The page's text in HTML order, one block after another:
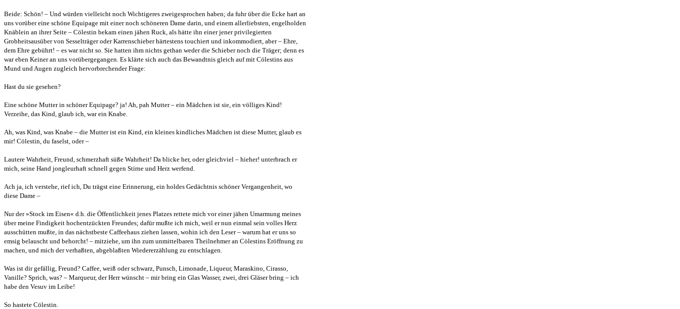
Beide: Schön! – Und würden vielleicht noch Wichtigeres zweigesprochen haben; da fuhr über die Ecke hart an
uns vorüber eine schöne Equipage mit einer noch schöneren Dame darin, und einem allerliebsten, engelholden
Knäblein an ihrer Seite – Cölestin bekam einen jähen Ruck, als hätte ihn einer jener privilegierten
Grobheitsausüber von Sesselträger oder Karrenschieber härtestens touchiert und inkommodiert, aber – Ehre,
dem Ehre gebührt! – es war nicht so. Sie hatten ihm nichts gethan weder die Schieber noch die Träger; denn es
war eben Keiner an uns vorübergegangen. Es klärte sich auch das Bewandtnis gleich auf mit Cölestins aus
Mund und Augen zugleich hervorbrechender Frage:
Hast du sie gesehen?
Eine schöne Mutter in schöner Equipage? ja! Ah, pah Mutter – ein Mädchen ist sie, ein völliges Kind!
Verzeihe, das Kind, glaub ich, war ein Knabe.
Ah, was Kind, was Knabe – die Mutter ist ein Kind, ein kleines kindliches Mädchen ist diese Mutter, glaub es
mir! Cölestin, du faselst, oder –
Lautere Wahrheit, Freund, schmerzhaft süße Wahrheit! Da blicke her, oder gleichviel – hieher! unterbrach er
mich, seine Hand jongleurhaft schnell gegen Stirne und Herz werfend.
Ach ja, ich verstehe, rief ich, Du trägst eine Erinnerung, ein holdes Gedächtnis schöner Vergangenheit, wo
diese Dame –
Nur der »Stock im Eisen« d.h. die Öffentlichkeit jenes Platzes rettete mich vor einer jähen Umarmung meines
über meine Findigkeit hochentzückten Freundes; dafür mußte ich mich, weil er nun einmal sein volles Herz
ausschütten mußte, in das nächstbeste Caffeehaus ziehen lassen, wohin ich den Leser – warum hat er uns so
emsig belauscht und behorcht! – mitziehe, um ihn zum unmittelbaren Theilnehmer an Cölestins Eröffnung zu
machen, und mich der verhaßten, abgeblaßten Wiedererzählung zu entschlagen.
Was ist dir gefällig, Freund? Caffee, weiß oder schwarz, Punsch, Limonade, Liqueur, Maraskino, Cirasso,
Vanille? Sprich, was? – Marqueur, der Herr wünscht – mir bring ein Glas Wasser, zwei, drei Gläser bring – ich
habe den Vesuv im Leibe!
So hastete Cölestin.